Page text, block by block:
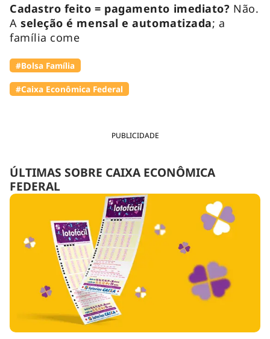
PUBLICIDADE
ÚLTIMAS SOBRE CAIXA ECONÔMICA
FEDERAL
Cadastro feito = pagamento imediato? Não.
Aseleção é mensal e automatizada; a
família come
#Bolsa Família
#Caixa Econômica Federal